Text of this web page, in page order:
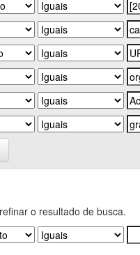
o resultado de busca.